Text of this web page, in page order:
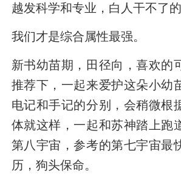
越发科学和专业，白人干不了的
我们才是综合属性最强。
新书幼苗期，田径向，喜欢的
推荐下，一起来爱护这朵小幼
电记和手记的分别，会稍微根
体就这样，一起和苏神踏上跑
第八宇宙，参考的第七宇宙最
历，狗头保命。